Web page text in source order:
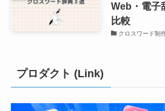
Web・電子
比較
クロスワード制
プロダクト (Link)